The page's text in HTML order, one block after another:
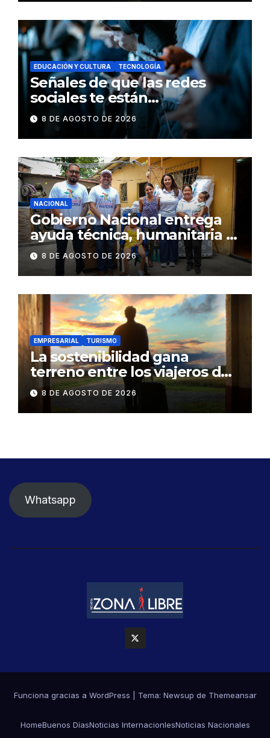
EDUCACIÓN Y CULTURA TECNOLOGÍA
Señales de que las redes
sociales te están
consumiendo
8 DE AGOSTO DE 2026
NACIONAL
Gobierno Nacional entrega
ayuda técnica, humanitaria y
Bono Joaquín Gallegos Lara a
familia en situación de
vulnerabilidad
8 DE AGOSTO DE 2026
EMPRESARIAL TURISMO
La sostenibilidad gana
terreno entre los viajeros de
negocios
8 DE AGOSTO DE 2026
Whatsapp
Funciona gracias a WordPress Tema: Newsup de Themeansar
HomeBuenos DíasNoticias InternacionlesNoticias Nacionales